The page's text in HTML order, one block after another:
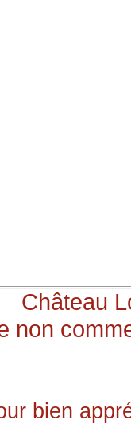
Château
non
bien